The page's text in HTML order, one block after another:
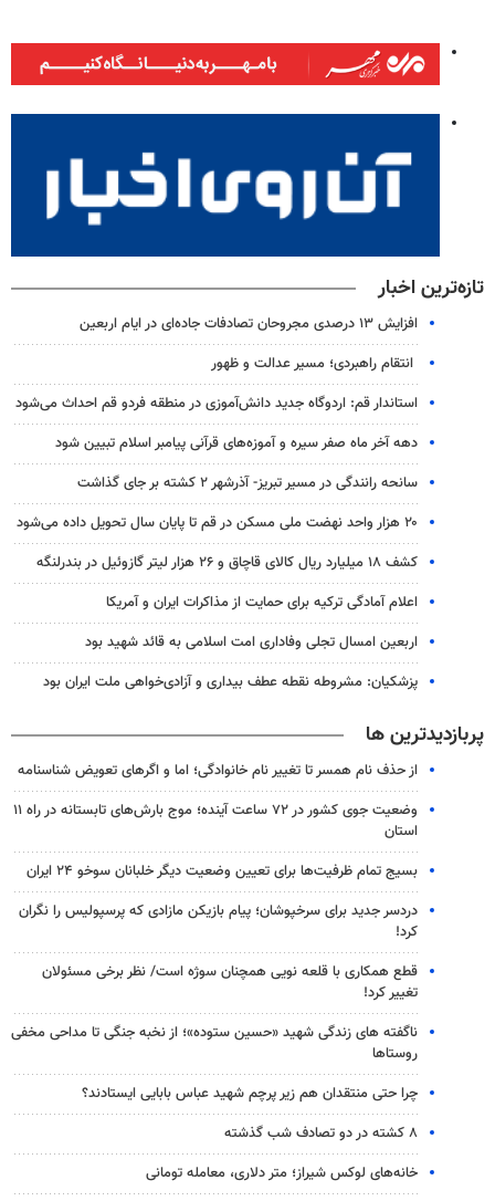
تازه‌ترین اخبار
افزایش ۱۳ درصدی مجروحان تصادفات جاده‌ای در ایام اربعین
انتقام راهبردی؛ مسیر عدالت و ظهور
استاندار قم: اردوگاه جدید دانش‌آموزی در منطقه فردو قم احداث می‌شود
دهه آخر ماه صفر سیره و آموزه‌های قرآنی پیامبر اسلام تبیین شود
سانحه رانندگی در مسیر تبریز- آذرشهر ۲ کشته بر جای گذاشت
۲۰ هزار واحد نهضت ملی مسکن در قم تا پایان سال تحویل داده می‌شود
کشف ۱۸ میلیارد ریال کالای قاچاق و ۲۶ هزار لیتر گازوئیل در بندرلنگه
اعلام آمادگی ترکیه برای حمایت از مذاکرات ایران و آمریکا
اربعین امسال تجلی وفاداری امت اسلامی به قائد شهید بود
پزشکیان: مشروطه نقطه عطف بیداری و آزادی‌خواهی ملت ایران بود
پربازدیدترین ها
از حذف نام همسر تا تغییر نام خانوادگی؛ اما و اگرهای تعویض شناسنامه
وضعیت جوی کشور در ۷۲ ساعت آینده؛ موج بارش‌های تابستانه در راه ۱۱
استان
بسیج تمام ظرفیت‌ها برای تعیین وضعیت دیگر خلبانان سوخو ۲۴ ایران
دردسر جدید برای سرخپوشان؛ پیام بازیکن مازادی که پرسپولیس را نگران
کرد!
قطع همکاری با قلعه نویی همچنان سوژه است/ نظر برخی مسئولان
تغییر کرد!
ناگفته های زندگی شهید «حسین ستوده»؛ از نخبه جنگی تا مداحی مخفی
روستاها
چرا حتی منتقدان هم زیر پرچم شهید عباس بابایی ایستادند؟
۸ کشته در دو تصادف شب گذشته
خانه‌های لوکس شیراز؛ متر دلاری، معامله تومانی